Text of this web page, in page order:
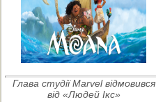
Глава студії Marvel відмовився
від «Людей Ікс»